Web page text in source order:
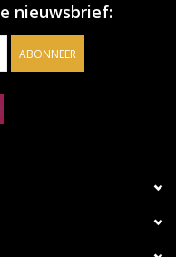
nieuwsbrief:
ABONNEER